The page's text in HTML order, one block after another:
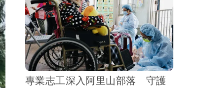
專業志工深入阿里山部落 守護